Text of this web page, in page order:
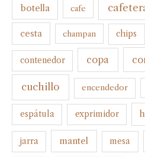
botella cafe
cesta champan chips
contenedor copa
cuchillo encendedor
espátula exprimidor
jarra mantel mesa